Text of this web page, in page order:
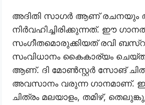
അദിതി സാഗർ ആണ് രചനയും
നിർവഹിച്ചിരിക്കുന്നത്. ഈ
സംഗീതമൊരുക്കിയത് രവി
സംവിധാനം കൈകാര്യം
ആണ്. ദി മോണ്‍സ്റ്റര്‍ സോങ്
അവസാനം വരുന്ന ഗാനമാണ്.
ചിത്രം മലയാളം, തമിഴ്, തെലുങ്കു,